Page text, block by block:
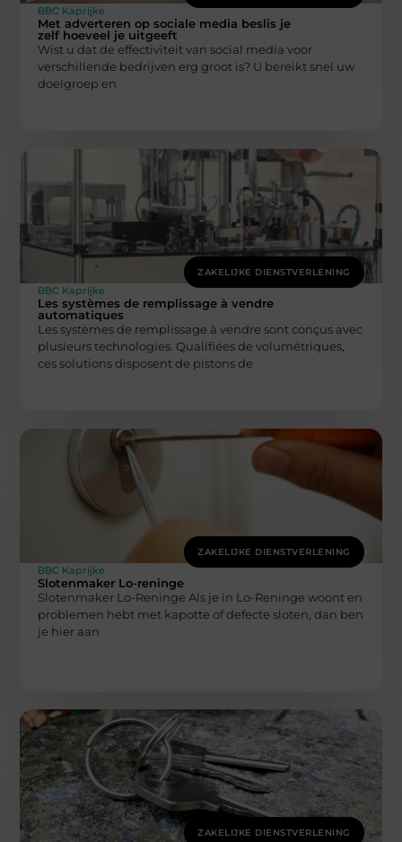
BBC Kaprijke
Met adverteren op sociale media beslis je
zelf hoeveel je uitgeeft
Wist u dat de effectiviteit van social media voor
verschillende bedrijven erg groot is? U bereikt snel uw
doelgroep en
ZAKELIJKE DIENSTVERLENING
BBC Kaprijke
Les systèmes de remplissage à vendre
automatiques
Les systèmes de remplissage à vendre sont conçus avec
plusieurs technologies. Qualifiées de volumétriques,
ces solutions disposent de pistons de
ZAKELIJKE DIENSTVERLENING
BBC Kaprijke
Slotenmaker Lo-reninge
Slotenmaker Lo-Reninge Als je in Lo-Reninge woont en
problemen hebt met kapotte of defecte sloten, dan ben
je hier aan
ZAKELIJKE DIENSTVERLENING